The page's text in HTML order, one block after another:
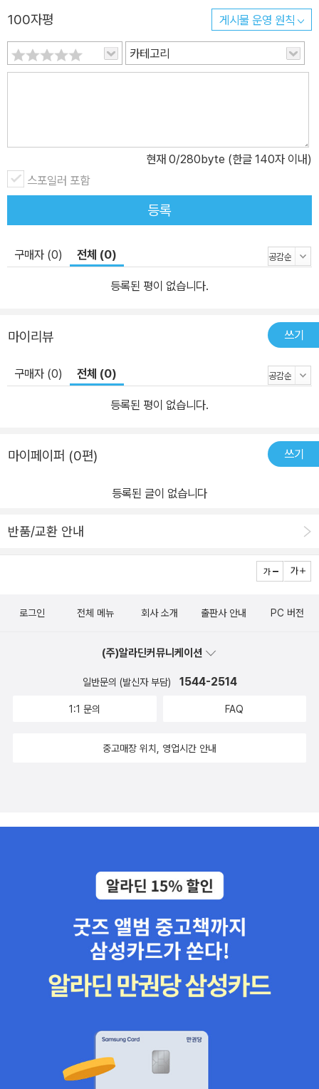
100자평 게시물 운영 원칙
카테고리
현재 0/280byte (한글 140자 이내)
스포일러 포함
등록
구매자 (0) 전체 (0)
등록된 평이 없습니다.
마이리뷰 쓰기
구매자 (0) 전체 (0)
등록된 평이 없습니다.
마이페이퍼 (0편) 쓰기
등록된 글이 없습니다
반품/교환 안내
로그인 전체 메뉴 회사 소개 출판사 안내 PC 버전
(주)알라딘커뮤니케이션
일반문의 (발신자 부담) 1544-2514
1:1 문의 FAQ
중고매장 위치, 영업시간 안내